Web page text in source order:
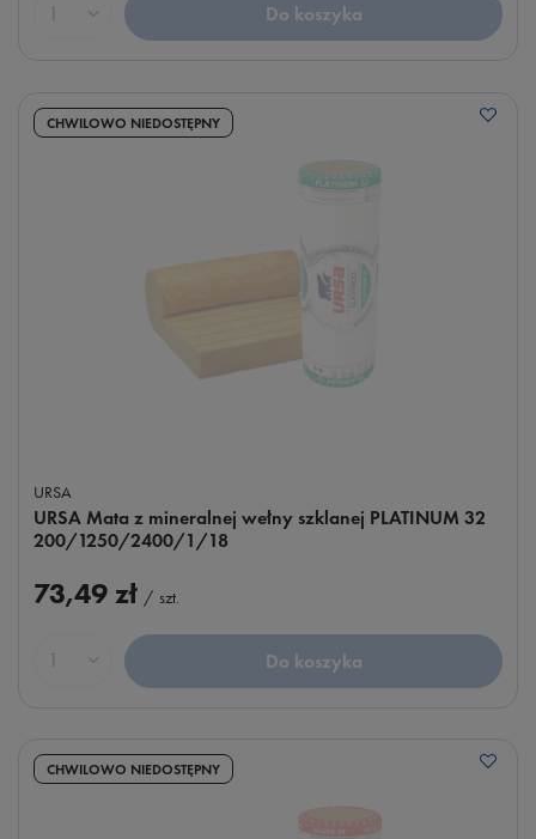
Ilość produktów Do koszyka
CHWILOWO NIEDOSTĘPNY
URSA
URSA Mata z mineralnej wełny szklanej PLATINUM 32
200/1250/2400/1/18
73,49 zł / szt.
Ilość produktów Do koszyka
CHWILOWO NIEDOSTĘPNY